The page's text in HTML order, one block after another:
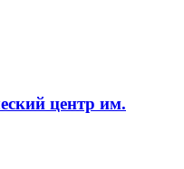
центр им.